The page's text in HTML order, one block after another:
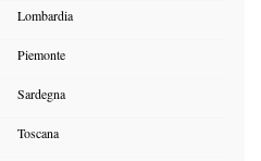
Lombardia
Piemonte
Sardegna
Toscana